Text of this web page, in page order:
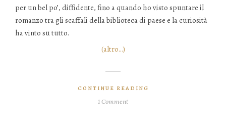
per un bel po’, diffidente, fino a quando ho visto spuntare il
romanzo tra gli scaffali della biblioteca di paese e la curiosità
ha vinto su tutto.
(altro…)
CONTINUE READING
1 Comment